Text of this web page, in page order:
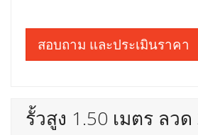
สอบถาม และประเมินราคา
รั้วสูง 1.50 เมตร ลวด